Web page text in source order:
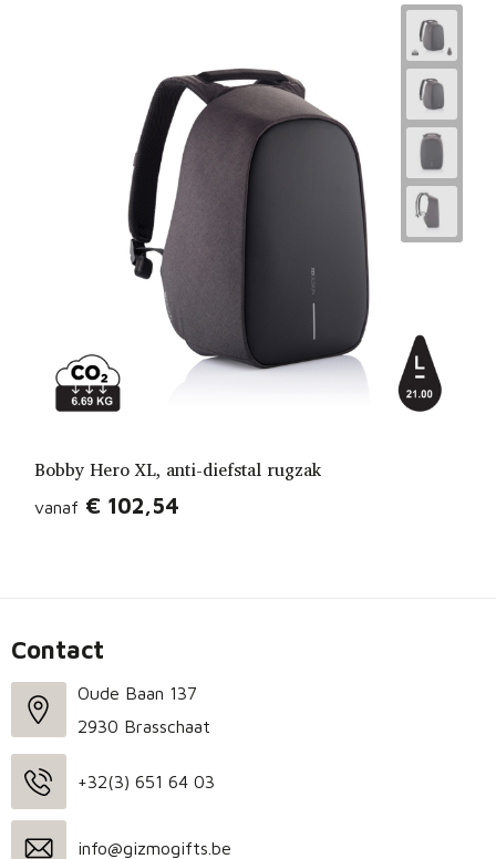
Bobby Hero XL, anti-diefstal rugzak
vanaf € 102,54
Contact
Oude Baan 137
2930 Brasschaat
+32(3) 651 64 03
info@gizmogifts.be